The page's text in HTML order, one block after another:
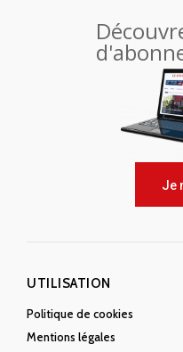
Je
UTILISATION
Politique de cookies
Mentions légales